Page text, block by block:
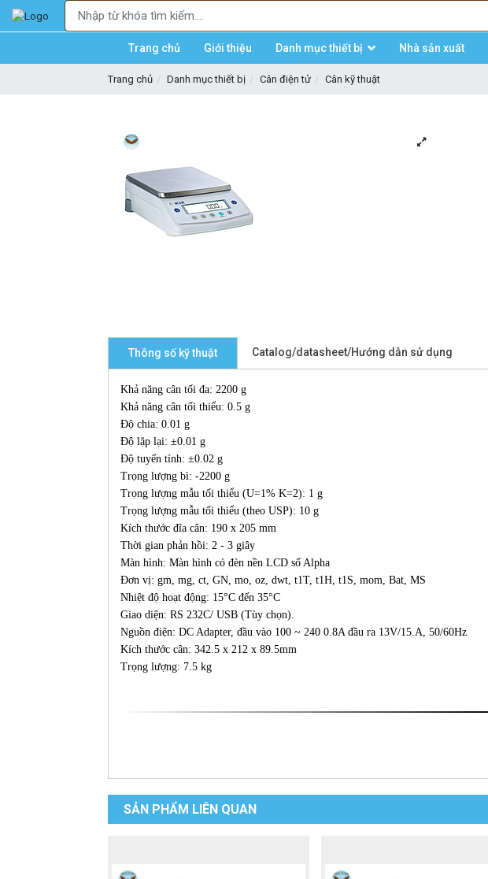
Trang chủ Giới thiệu Danh mục thiết bị Nhà sản xuất
Trang chủ Danh mục thiết bị Cân điện tử Cân kỹ thuật
Thông số kỹ thuật Catalog/datasheet/Hướng dẫn sử dụng
Khả năng cân tối đa: 2200 g
Khả năng cân tối thiểu: 0.5 g
Độ chia: 0.01 g
Độ lặp lại: ±0.01 g
Độ tuyến tính: ±0.02 g
Trọng lượng bì: -2200 g
Trọng lượng mẫu tối thiểu (U=1% K=2): 1 g
Trọng lượng mẫu tối thiểu (theo USP): 10 g
Kích thước đĩa cân: 190 x 205 mm
Thời gian phản hồi: 2 - 3 giây
Màn hình: Màn hình có đèn nền LCD số Alpha
Đơn vị: gm, mg, ct, GN, mo, oz, dwt, t1T, t1H, t1S, mom, Bat, MS
Nhiệt độ hoạt động: 15°C đến 35°C
Giao diện: RS 232C/ USB (Tùy chọn).
Nguồn điện: DC Adapter, đầu vào 100 ~ 240 0.8A đầu ra 13V/15.A, 50/60Hz
Kích thước cân: 342.5 x 212 x 89.5mm
Trọng lượng: 7.5 kg
SẢN PHẨM LIÊN QUAN